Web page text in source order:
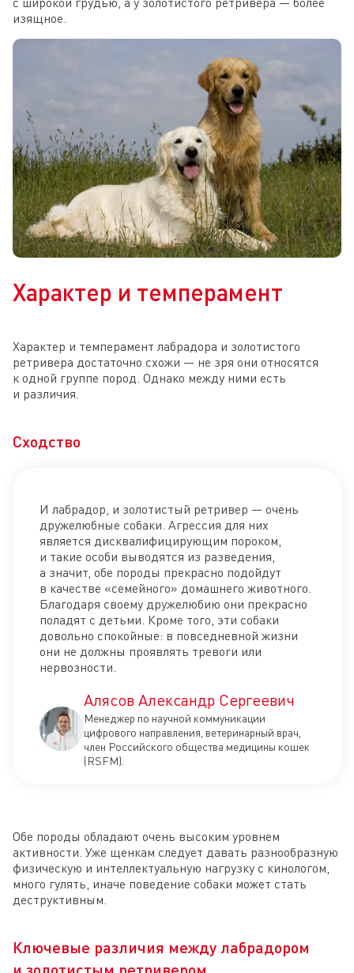
изящное.
Характер и темперамент
Характер и темперамент лабрадора и золотистого
ретривера достаточно схожи — не зря они относятся
к одной группе пород. Однако между ними есть
и различия.
Сходство
И лабрадор, и золотистый ретривер — очень
дружелюбные собаки. Агрессия для них
является дисквалифицирующим пороком,
и такие особи выводятся из разведения,
а значит, обе породы прекрасно подойдут
в качестве «семейного» домашнего животного.
Благодаря своему дружелюбию они прекрасно
поладят с детьми. Кроме того, эти собаки
довольно спокойные: в повседневной жизни
они не должны проявлять тревоги или
нервозности.
Алясов Александр Сергеевич
Менеджер по научной коммуникации
цифрового направления, ветеринарный врач,
член Российского общества медицины кошек
(RSFM).
Обе породы обладают очень высоким уровнем
активности. Уже щенкам следует давать разнообразную
физическую и интеллектуальную нагрузку с кинологом,
много гулять, иначе поведение собаки может стать
деструктивным.
Ключевые различия между лабрадором